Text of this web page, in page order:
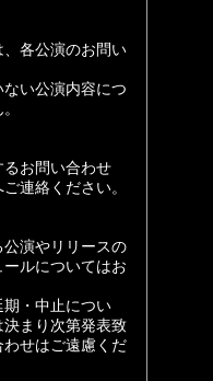
各公演のお問い
い公演内容につ
お問い合わせ
連絡ください。
演やリリースの
ルについてはお
・中止につい
まり次第発表致
わせはご遠慮くだ